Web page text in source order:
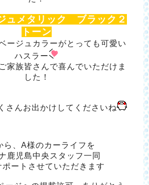
ュメタリック ブラック２
トーン
ージュカラーがとっても可愛い
ハスラー
家族皆さんで喜んでいただけま
した！
さんお出かけしてくださいね
ら、A様のカーライフを
鹿児島中央スタッフ一同
ポートさせていただきます